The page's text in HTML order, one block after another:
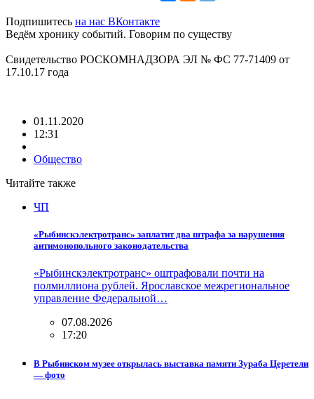
Подпишитесь на нас ВКонтакте
Ведём хронику событий. Говорим по существу
Свидетельство РОСКОМНАДЗОРА ЭЛ № ФС 77-71409 от
17.10.17 года
01.11.2020
12:31
Общество
Читайте также
ЧП
«Рыбинскэлектротранс» заплатит два штрафа за нарушения
антимонопольного законодательства
«Рыбинскэлектротранс» оштрафовали почти на
полмиллиона рублей. Ярославское межрегиональное
управление Федеральной…
07.08.2026
17:20
В Рыбинском музее открылась выставка памяти Зураба Церетели
— фото